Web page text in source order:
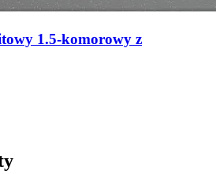
1.5-komorowy z